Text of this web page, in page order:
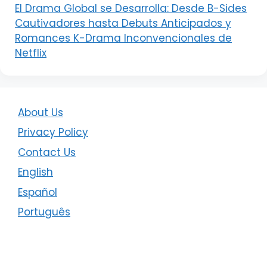
El Drama Global se Desarrolla: Desde B-Sides
Cautivadores hasta Debuts Anticipados y
Romances K-Drama Inconvencionales de
Netflix
About Us
Privacy Policy
Contact Us
English
Español
Português